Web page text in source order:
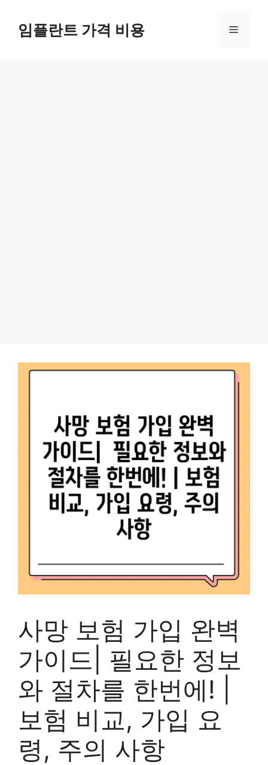
content임플란트 가격 비용 Menu
사망 보험 가입 완벽
가이드| 필요한 정보
와 절차를 한번에! |
보험 비교, 가입 요
령, 주의 사항